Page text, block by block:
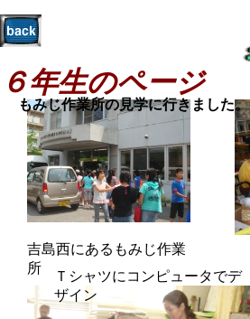
６年生のページ
もみじ作業所の見学に行きました。
吉島西にあるもみじ作業
所
Ｔシャツにコンピュータでデ
ザイン